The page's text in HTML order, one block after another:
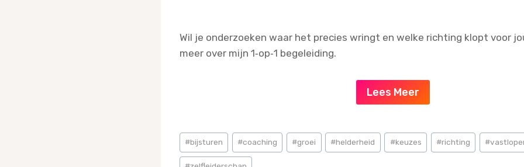
Wil je onderzoeken waar het precies wringt en welke richting klopt voor
meer over mijn 1‑op‑1 begeleiding.
Lees Meer
Bericht
tags:
#bijsturen #coaching #groei #helderheid #keuzes #richting #